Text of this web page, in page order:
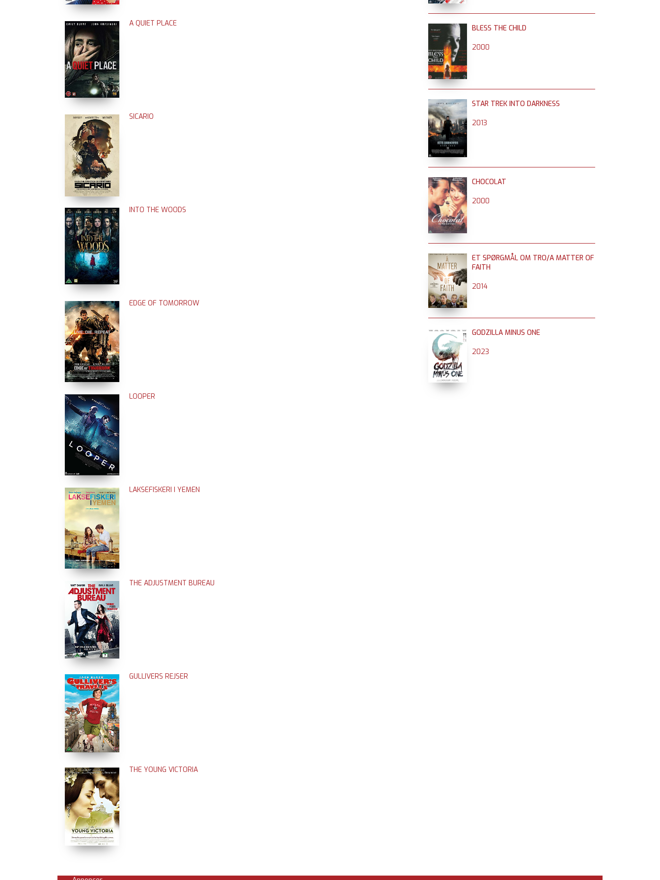
A QUIET PLACE
SICARIO
INTO THE WOODS
EDGE OF TOMORROW
LOOPER
LAKSEFISKERI I YEMEN
THE ADJUSTMENT BUREAU
GULLIVERS REJSER
THE YOUNG VICTORIA
BLESS THE CHILD
2000
STAR TREK INTO DARKNESS
2013
CHOCOLAT
2000
ET SPØRGMÅL OM TRO/A MATTER OF
FAITH
2014
GODZILLA MINUS ONE
2023